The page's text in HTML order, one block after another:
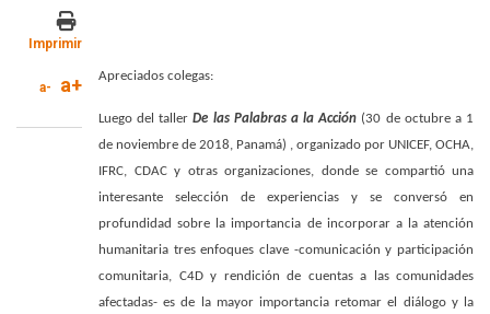
Imprimir
a- a+ Apreciados colegas:
Luego del tallerDe las Palabras a la Acción (30 de octubre a 1
de noviembre de 2018, Panamá) , organizado por UNICEF, OCHA,
IFRC, CDAC y otras organizaciones, donde se compartió una
interesante selección de experiencias y se conversó en
profundidad sobre la importancia de incorporar a la atención
humanitaria tres enfoques clave -comunicación y participación
comunitaria, C4D y rendición de cuentas a las comunidades
afectadas- es de la mayor importancia retomar el diálogo y la